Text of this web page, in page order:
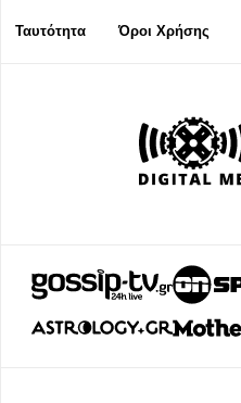
Ταυτότητα Όροι Χρήσης